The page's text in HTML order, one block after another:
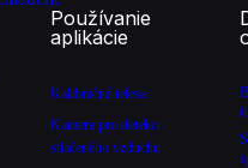
Používanie
aplikácie
Kalibračné telesa
Kamera pro detekci
stlačeného vzduchu